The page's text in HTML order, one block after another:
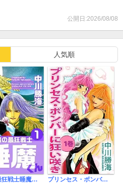
公開日:2026/08/08
人気順
怒濤の最狂戦士睡魔くん
プリンセス・ボンバーに狂い咲き